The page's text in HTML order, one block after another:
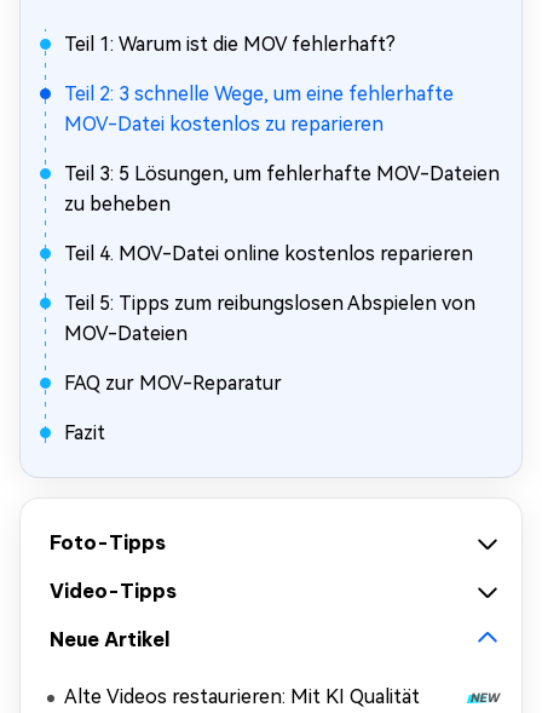
Teil 1: Warum ist die MOV fehlerhaft?
Teil 2: 3 schnelle Wege, um eine fehlerhafte
MOV-Datei kostenlos zu reparieren
Teil 3: 5 Lösungen, um fehlerhafte MOV-Dateien
zu beheben
Teil 4. MOV-Datei online kostenlos reparieren
Teil 5: Tipps zum reibungslosen Abspielen von
MOV-Dateien
FAQ zur MOV-Reparatur
Fazit
Foto-Tipps
Video-Tipps
Neue Artikel
Alte Videos restaurieren: Mit KI Qualität